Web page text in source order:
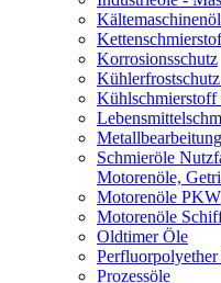
Korrosionsschutz
Kühlschmierstoff
Schmieröle
Motorenöle,
Motorenöle PKW
Motorenöle
Oldtimer Öle
Prozessöle